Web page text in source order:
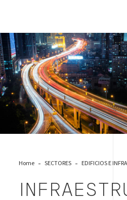
Infraestructuras de transporte
Home SECTORES EDIFICIOS E